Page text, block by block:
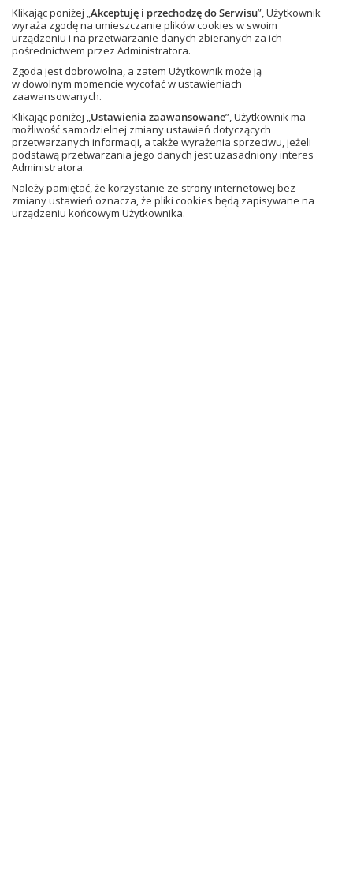
Webinary i szkolenia
Zobacz przykładowe
szkolenie
Klikając poniżej „Akceptuję i przechodzę do Serwisu”, Użytkownik
wyraża zgodę na umieszczanie plików cookies w swoim
urządzeniu i na przetwarzanie danych zbieranych za ich
pośrednictwem przez Administratora.
Zgoda jest dobrowolna, a zatem Użytkownik może ją
w dowolnym momencie wycofać w ustawieniach
zaawansowanych.
Klikając poniżej „Ustawienia zaawansowane”, Użytkownik ma
możliwość samodzielnej zmiany ustawień dotyczących
przetwarzanych informacji, a także wyrażenia sprzeciwu, jeżeli
podstawą przetwarzania jego danych jest uzasadniony interes
Administratora.
Należy pamiętać, że korzystanie ze strony internetowej bez
zmiany ustawień oznacza, że pliki cookies będą zapisywane na
urządzeniu końcowym Użytkownika.